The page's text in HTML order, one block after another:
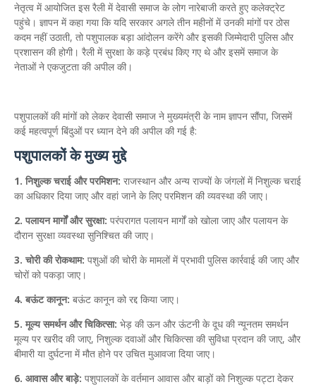
नेतृत्व में आयोजित इस रैली में देवासी समाज के लोग नारेबाजी करते हुए कलेक्ट्रेट
पहुंचे। ज्ञापन में कहा गया कि यदि सरकार अगले तीन महीनों में उनकी मांगों पर ठोस
कदम नहीं उठाती, तो पशुपालक बड़ा आंदोलन करेंगे और इसकी जिम्मेदारी पुलिस और
प्रशासन की होगी। रैली में सुरक्षा के कड़े प्रबंध किए गए थे और इसमें समाज के
नेताओं ने एकजुटता की अपील की।
पशुपालकों की मांगों को लेकर देवासी समाज ने मुख्यमंत्री के नाम ज्ञापन सौंपा, जिसमें
कई महत्वपूर्ण बिंदुओं पर ध्यान देने की अपील की गई है:
पशुपालकों के मुख्य मुद्दे
1. निशुल्क चराई और परमिशन: राजस्थान और अन्य राज्यों के जंगलों में निशुल्क चराई
का अधिकार दिया जाए और वहां जाने के लिए परमिशन की व्यवस्था की जाए।
2. पलायन मार्गों और सुरक्षा: परंपरागत पलायन मार्गों को खोला जाए और पलायन के
दौरान सुरक्षा व्यवस्था सुनिश्चित की जाए।
3. चोरी की रोकथाम: पशुओं की चोरी के मामलों में प्रभावी पुलिस कार्रवाई की जाए और
चोरों को पकड़ा जाए।
4. बऊंट कानून: बऊंट कानून को रद्द किया जाए।
5. मूल्य समर्थन और चिकित्सा: भेड़ की ऊन और ऊंटनी के दूध की न्यूनतम समर्थन
मूल्य पर खरीद की जाए, निशुल्क दवाओं और चिकित्सा की सुविधा प्रदान की जाए, और
बीमारी या दुर्घटना में मौत होने पर उचित मुआवजा दिया जाए।
6. आवास और बाड़े: पशुपालकों के वर्तमान आवास और बाड़ों को निशुल्क पट्टा देकर